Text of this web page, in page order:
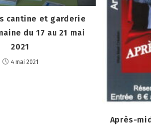
cantine et garderie
du 17 au 21 mai
2021
4 mai 2021
Après-